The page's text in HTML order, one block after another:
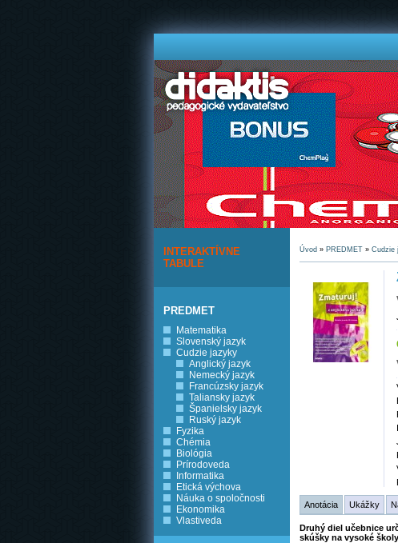
INTERAKTÍVNE
TABULE
PREDMET
Matematika
Slovenský jazyk
Cudzie jazyky
Anglický jazyk
Nemecký jazyk
Francúzsky jazyk
Taliansky jazyk
Španielsky jazyk
Ruský jazyk
Fyzika
Chémia
Biológia
Prírodoveda
Informatika
Etická výchova
Náuka o spoločnosti
Ekonomika
Vlastiveda
Úvod » PREDMET » Cudzie
Anotácia Ukážky
Druhý diel učebnice
skúšky na vysoké školy